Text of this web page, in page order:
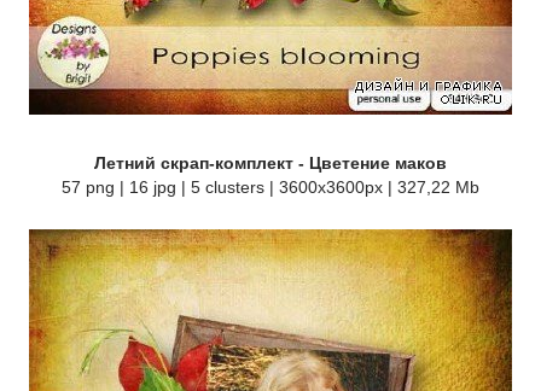
Летний скрап-комплект - Цветение маков
57 png | 16 jpg | 5 clusters | 3600x3600px | 327,22 Mb